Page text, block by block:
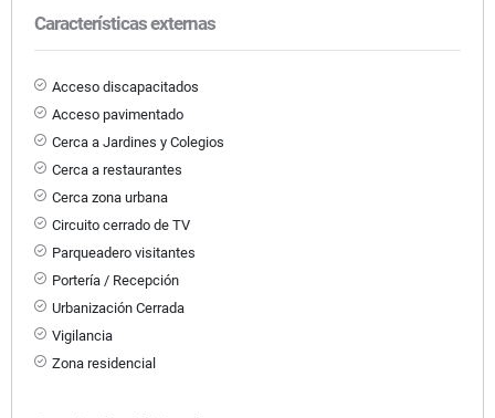
Características externas
Acceso discapacitados
Acceso pavimentado
Cerca a Jardines y Colegios
Cerca a restaurantes
Cerca zona urbana
Circuito cerrado de TV
Parqueadero visitantes
Portería / Recepción
Urbanización Cerrada
Vigilancia
Zona residencial